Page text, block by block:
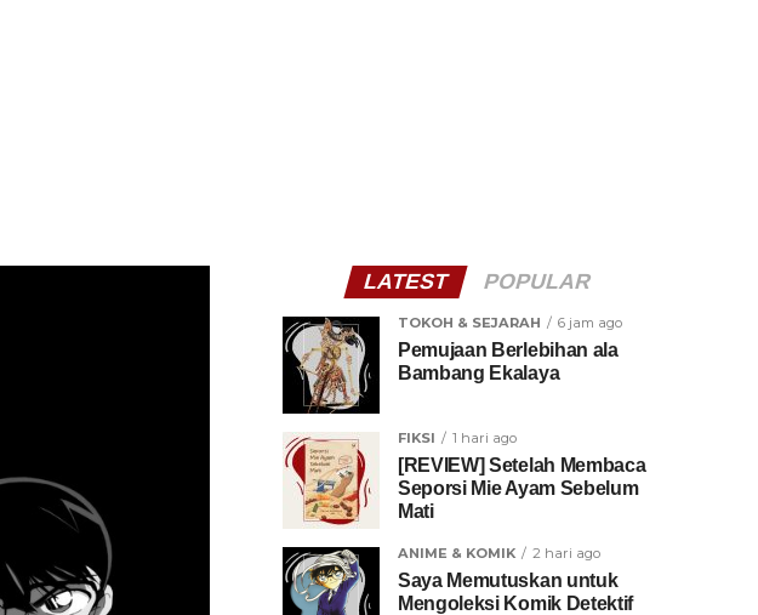
LATEST POPULAR
TOKOH & SEJARAH 6 jam ago
Pemujaan Berlebihan ala
Bambang Ekalaya
FIKSI 1 hari ago
[REVIEW] Setelah Membaca
Seporsi Mie Ayam Sebelum
Mati
ANIME & KOMIK 2 hari ago
Saya Memutuskan untuk
Mengoleksi Komik Detektif